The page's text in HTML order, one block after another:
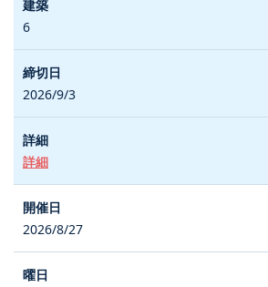
6
2026/9/3
詳細
2026/8/27